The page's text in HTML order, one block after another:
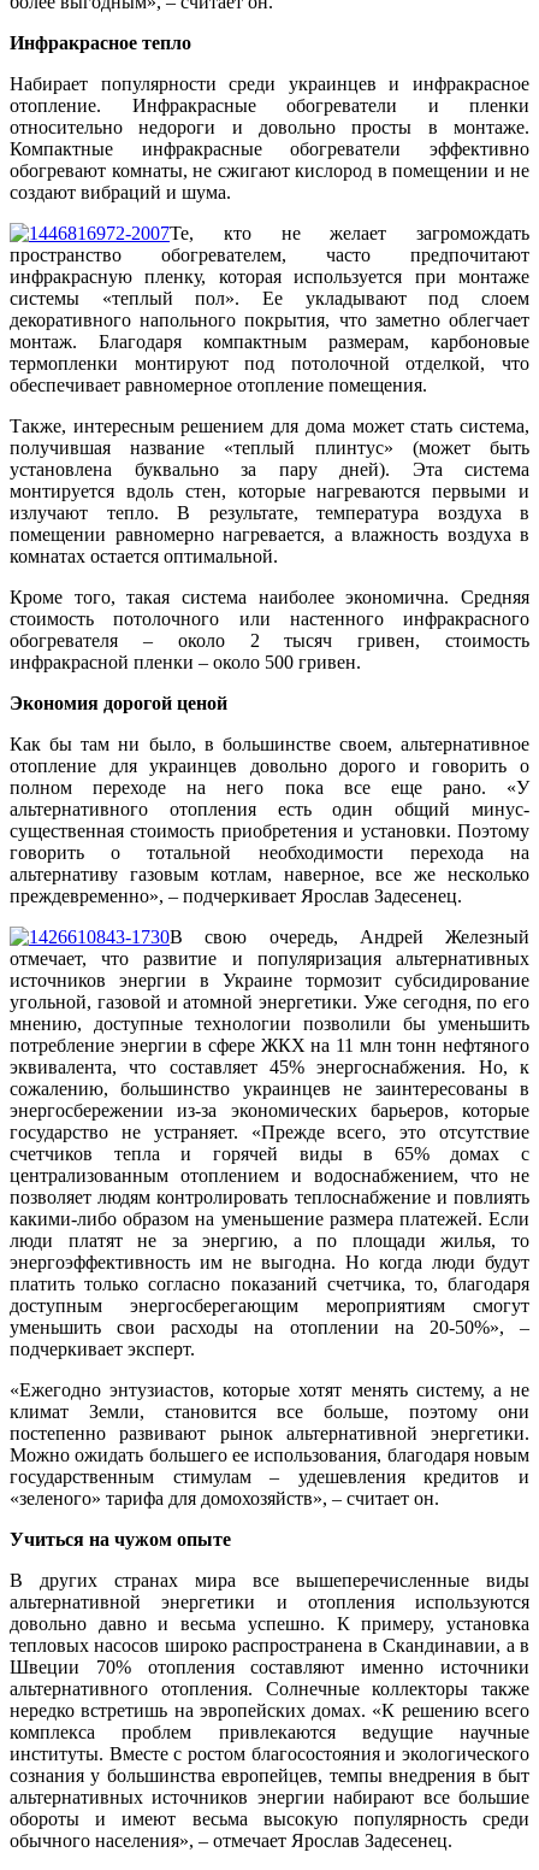
Инфракрасное тепло
Набирает популярности среди украинцев и инфракрасное
отопление. Инфракрасные обогреватели и пленки
относительно недороги и довольно просты в монтаже.
Компактные инфракрасные обогреватели эффективно
обогревают комнаты, не сжигают кислород в помещении и не
создают вибраций и шума.
Те, кто не желает загромождать
пространство обогревателем, часто предпочитают
инфракрасную пленку, которая используется при монтаже
системы «теплый пол». Ее укладывают под слоем
декоративного напольного покрытия, что заметно облегчает
монтаж. Благодаря компактным размерам, карбоновые
термопленки монтируют под потолочной отделкой, что
обеспечивает равномерное отопление помещения.
Также, интересным решением для дома может стать система,
получившая название «теплый плинтус» (может быть
установлена буквально за пару дней). Эта система
монтируется вдоль стен, которые нагреваются первыми и
излучают тепло. В результате, температура воздуха в
помещении равномерно нагревается, а влажность воздуха в
комнатах остается оптимальной.
Кроме того, такая система наиболее экономична. Средняя
стоимость потолочного или настенного инфракрасного
обогревателя – около 2 тысяч гривен, стоимость
инфракрасной пленки – около 500 гривен.
Экономия дорогой ценой
Как бы там ни было, в большинстве своем, альтернативное
отопление для украинцев довольно дорого и говорить о
полном переходе на него пока все еще рано. «У
альтернативного отопления есть один общий минус-
существенная стоимость приобретения и установки. Поэтому
говорить о тотальной необходимости перехода на
альтернативу газовым котлам, наверное, все же несколько
преждевременно», – подчеркивает Ярослав Задесенец.
В свою очередь, Андрей Железный
отмечает, что развитие и популяризация альтернативных
источников энергии в Украине тормозит субсидирование
угольной, газовой и атомной энергетики. Уже сегодня, по его
мнению, доступные технологии позволили бы уменьшить
потребление энергии в сфере ЖКХ на 11 млн тонн нефтяного
эквивалента, что составляет 45% энергоснабжения. Но, к
сожалению, большинство украинцев не заинтересованы в
энергосбережении из-за экономических барьеров, которые
государство не устраняет. «Прежде всего, это отсутствие
счетчиков тепла и горячей виды в 65% домах с
централизованным отоплением и водоснабжением, что не
позволяет людям контролировать теплоснабжение и повлиять
какими-либо образом на уменьшение размера платежей. Если
люди платят не за энергию, а по площади жилья, то
энергоэффективность им не выгодна. Но когда люди будут
платить только согласно показаний счетчика, то, благодаря
доступным энергосберегающим мероприятиям смогут
уменьшить свои расходы на отоплении на 20-50%», –
подчеркивает эксперт.
«Ежегодно энтузиастов, которые хотят менять систему, а не
климат Земли, становится все больше, поэтому они
постепенно развивают рынок альтернативной энергетики.
Можно ожидать большего ее использования, благодаря новым
государственным стимулам – удешевления кредитов и
«зеленого» тарифа для домохозяйств», – считает он.
Учиться на чужом опыте
В других странах мира все вышеперечисленные виды
альтернативной энергетики и отопления используются
довольно давно и весьма успешно. К примеру, установка
тепловых насосов широко распространена в Скандинавии, а в
Швеции 70% отопления составляют именно источники
альтернативного отопления. Солнечные коллекторы также
нередко встретишь на эвропейских домах. «К решению всего
комплекса проблем привлекаются ведущие научные
институты. Вместе с ростом благосостояния и экологического
сознания у большинства европейцев, темпы внедрения в быт
альтернативных источников энергии набирают все большие
обороты и имеют весьма высокую популярность среди
обычного населения», – отмечает Ярослав Задесенец.